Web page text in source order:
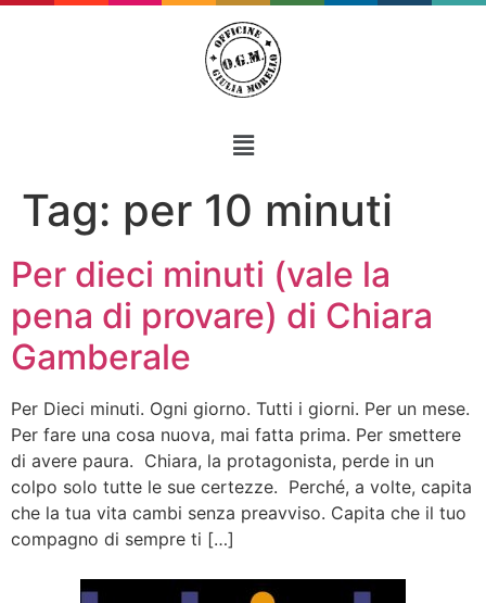
Tag: per 10 minuti
Per dieci minuti (vale la
pena di provare) di Chiara
Gamberale
Per Dieci minuti. Ogni giorno. Tutti i giorni. Per un mese.
Per fare una cosa nuova, mai fatta prima. Per smettere
di avere paura. Chiara, la protagonista, perde in un
colpo solo tutte le sue certezze. Perché, a volte, capita
che la tua vita cambi senza preavviso. Capita che il tuo
compagno di sempre ti […]